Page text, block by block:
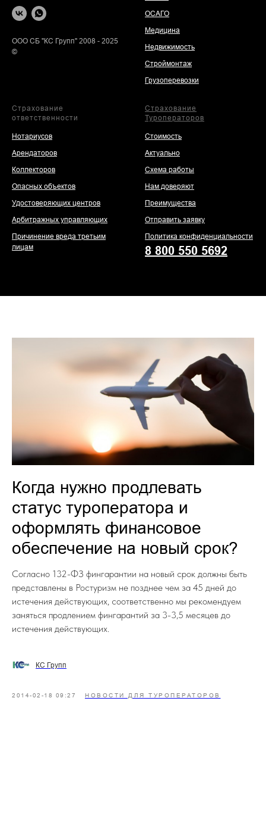
ООО СБ "КС Групп" 2008 - 2025
©
ОСАГО
Медицина
Недвижимость
Строймонтаж
Грузоперевозки
Страхование
ответственности
Нотариусов
Арендаторов
Коллекторов
Опасных объектов
Удостоверяющих центров
Арбитражных управляющих
Причинение вреда третьим
лицам
Страхование
Туроператоров
Стоимость
Актуально
Схема работы
Нам доверяют
Преимущества
Отправить заявку
Политика конфиденциальности
8 800 550 5692
Когда нужно продлевать
статус туроператора и
оформлять финансовое
обеспечение на новый срок?
Согласно 132-ФЗ фингарантии на новый срок должны быть
представлены в Ростуризм не позднее чем за 45 дней до
истечения действующих, соответственно мы рекомендуем
заняться продлением фингарантий за 3-3,5 месяцев до
истечения действующих.
КС Групп
2014-02-18 09:27 НОВОСТИ ДЛЯ ТУРОПЕРАТОРОВ